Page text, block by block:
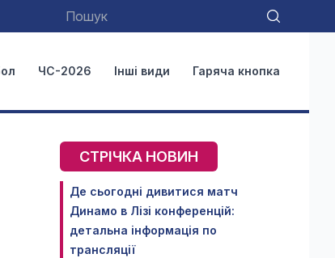
ЧС-2026 Інші види Гаряча кнопка
СТРІЧКА НОВИН
Де сьогодні дивитися матч
Динамо в Лізі конференцій:
детальна інформація по
трансляції